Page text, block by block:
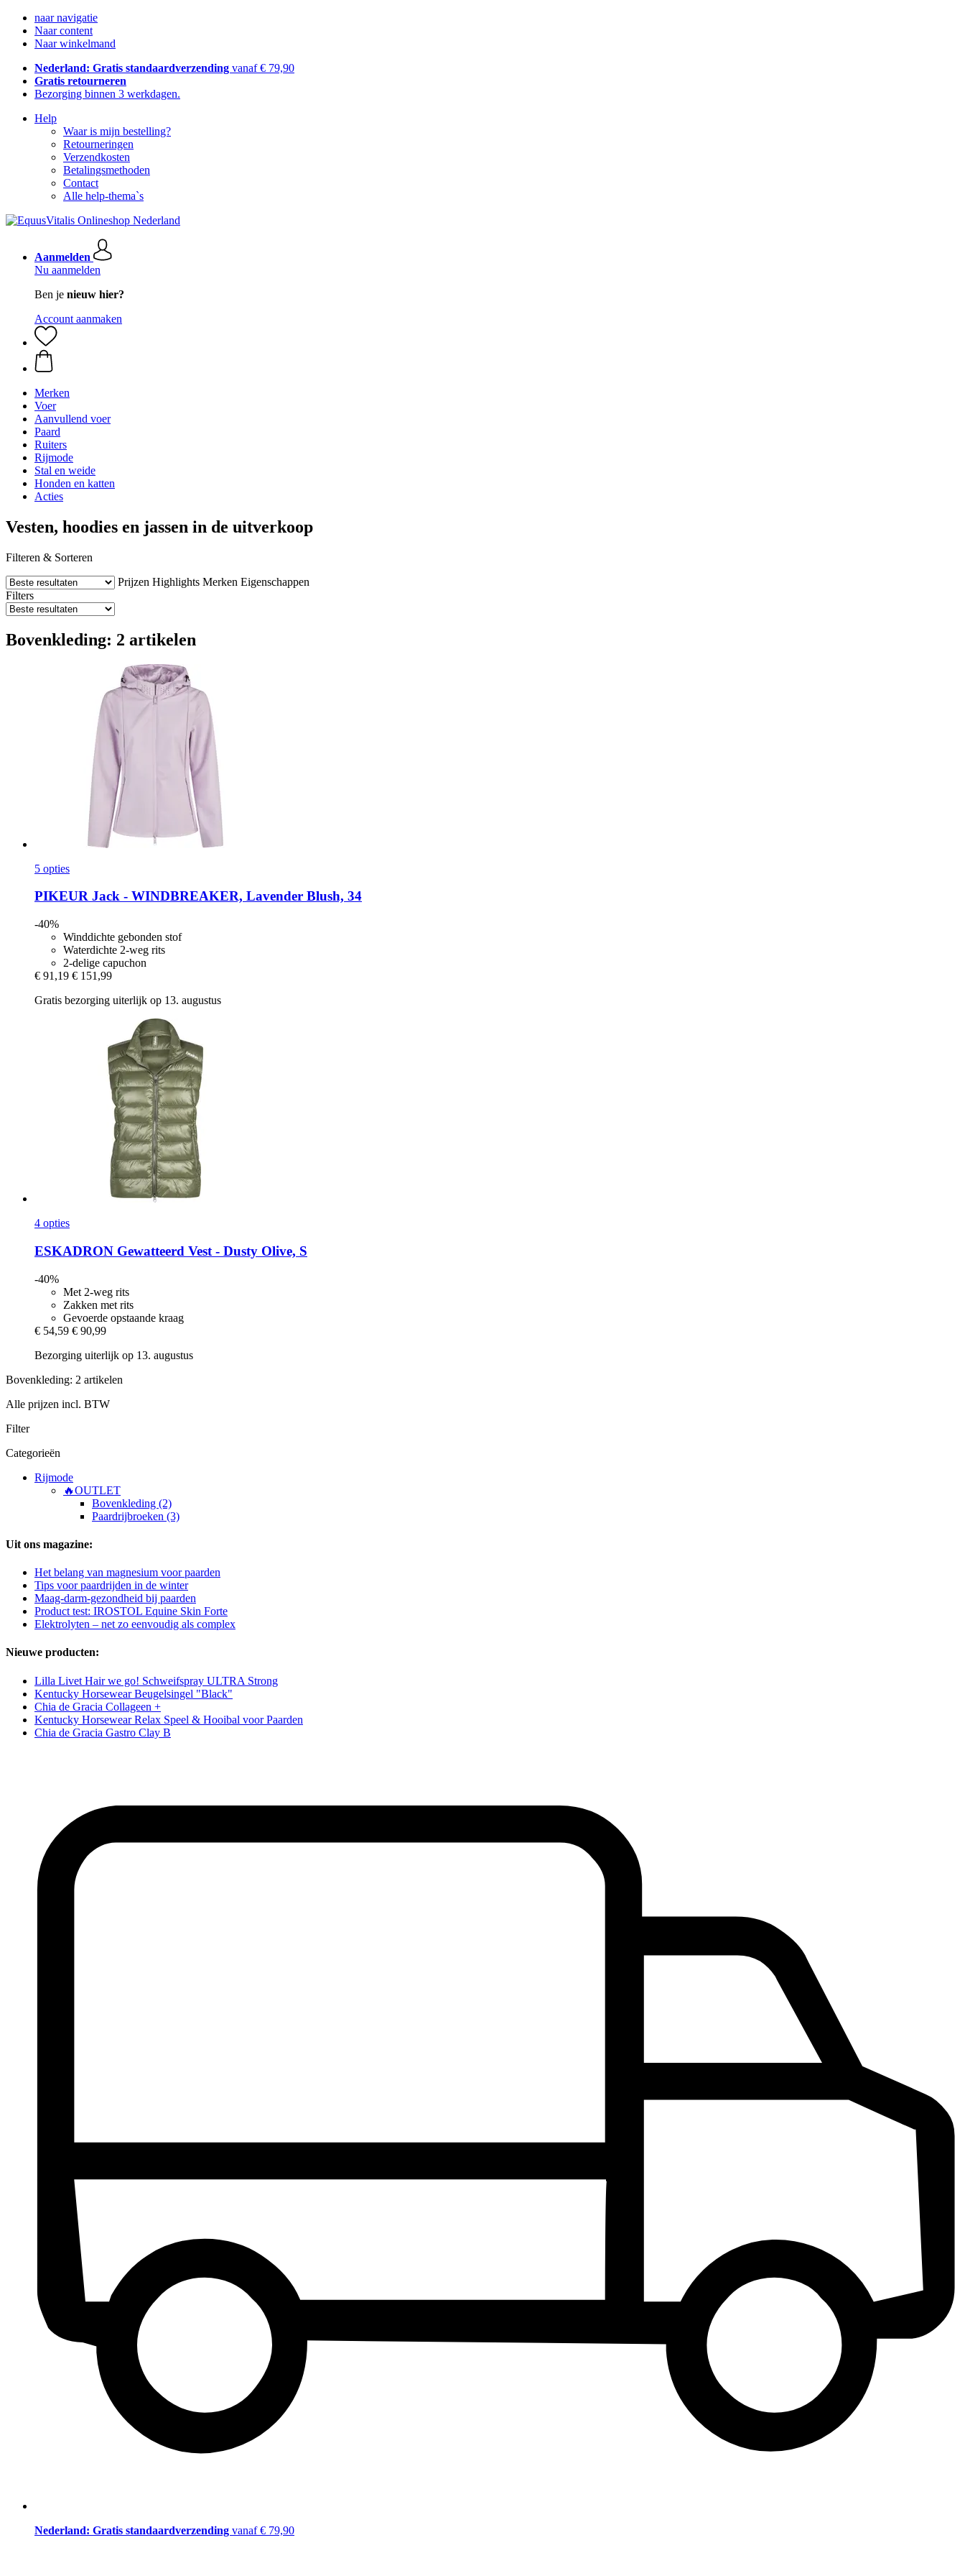
naar navigatie
Naar content
Naar winkelmand
Nederland: Gratis standaardverzending vanaf € 79,90
Gratis retourneren
Bezorging binnen 3 werkdagen.
Help
Waar is mijn bestelling?
Retourneringen
Verzendkosten
Betalingsmethoden
Contact
Alle help-thema`s
Aanmelden
Nu aanmelden
Ben je nieuw hier?
Account aanmaken
Merken
Voer
Aanvullend voer
Paard
Ruiters
Rijmode
Stal en weide
Honden en katten
Acties
Vesten, hoodies en jassen in de uitverkoop
Filteren & Sorteren
Prijzen Highlights Merken Eigenschappen
Filters
Bovenkleding: 2 artikelen
5 opties
PIKEUR Jack -​ WINDBREAKER, Lavender Blush, 34
-40%
Winddichte gebonden stof
Waterdichte 2-weg rits
2-delige capuchon
€ 91,19 € 151,99
Gratis bezorging uiterlijk op 13. augustus
4 opties
ESKADRON Gewatteerd Vest -​ Dusty Olive, S
-40%
Met 2-weg rits
Zakken met rits
Gevoerde opstaande kraag
€ 54,59 € 90,99
Bezorging uiterlijk op 13. augustus
Bovenkleding: 2 artikelen
Alle prijzen incl. BTW
Filter
Categorieën
Rijmode
🔥OUTLET
Bovenkleding (2)
Paardrijbroeken (3)
Uit ons magazine:
Het belang van magnesium voor paarden
Tips voor paardrijden in de winter
Maag-darm-gezondheid bij paarden
Product test: IROSTOL Equine Skin Forte
Elektrolyten – net zo eenvoudig als complex
Nieuwe producten:
Lilla Livet Hair we go! Schweifspray ULTRA Strong
Kentucky Horsewear Beugelsingel "Black"
Chia de Gracia Collageen +
Kentucky Horsewear Relax Speel & Hooibal voor Paarden
Chia de Gracia Gastro Clay B
Nederland: Gratis standaardverzending vanaf € 79,90